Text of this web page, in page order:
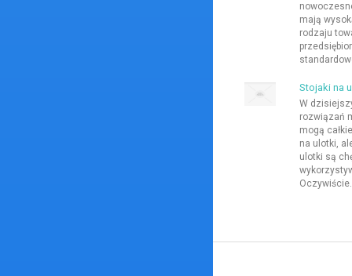
mają
rodzaju
Stojaki na
W
rozwiązań
mogą
na ulotki,
ulotki są